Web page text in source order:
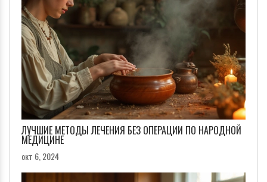
ЛУЧШИЕ МЕТОДЫ ЛЕЧЕНИЯ БЕЗ ОПЕРАЦИИ ПО НАРОДНОЙ
МЕДИЦИНЕ
окт 6, 2024